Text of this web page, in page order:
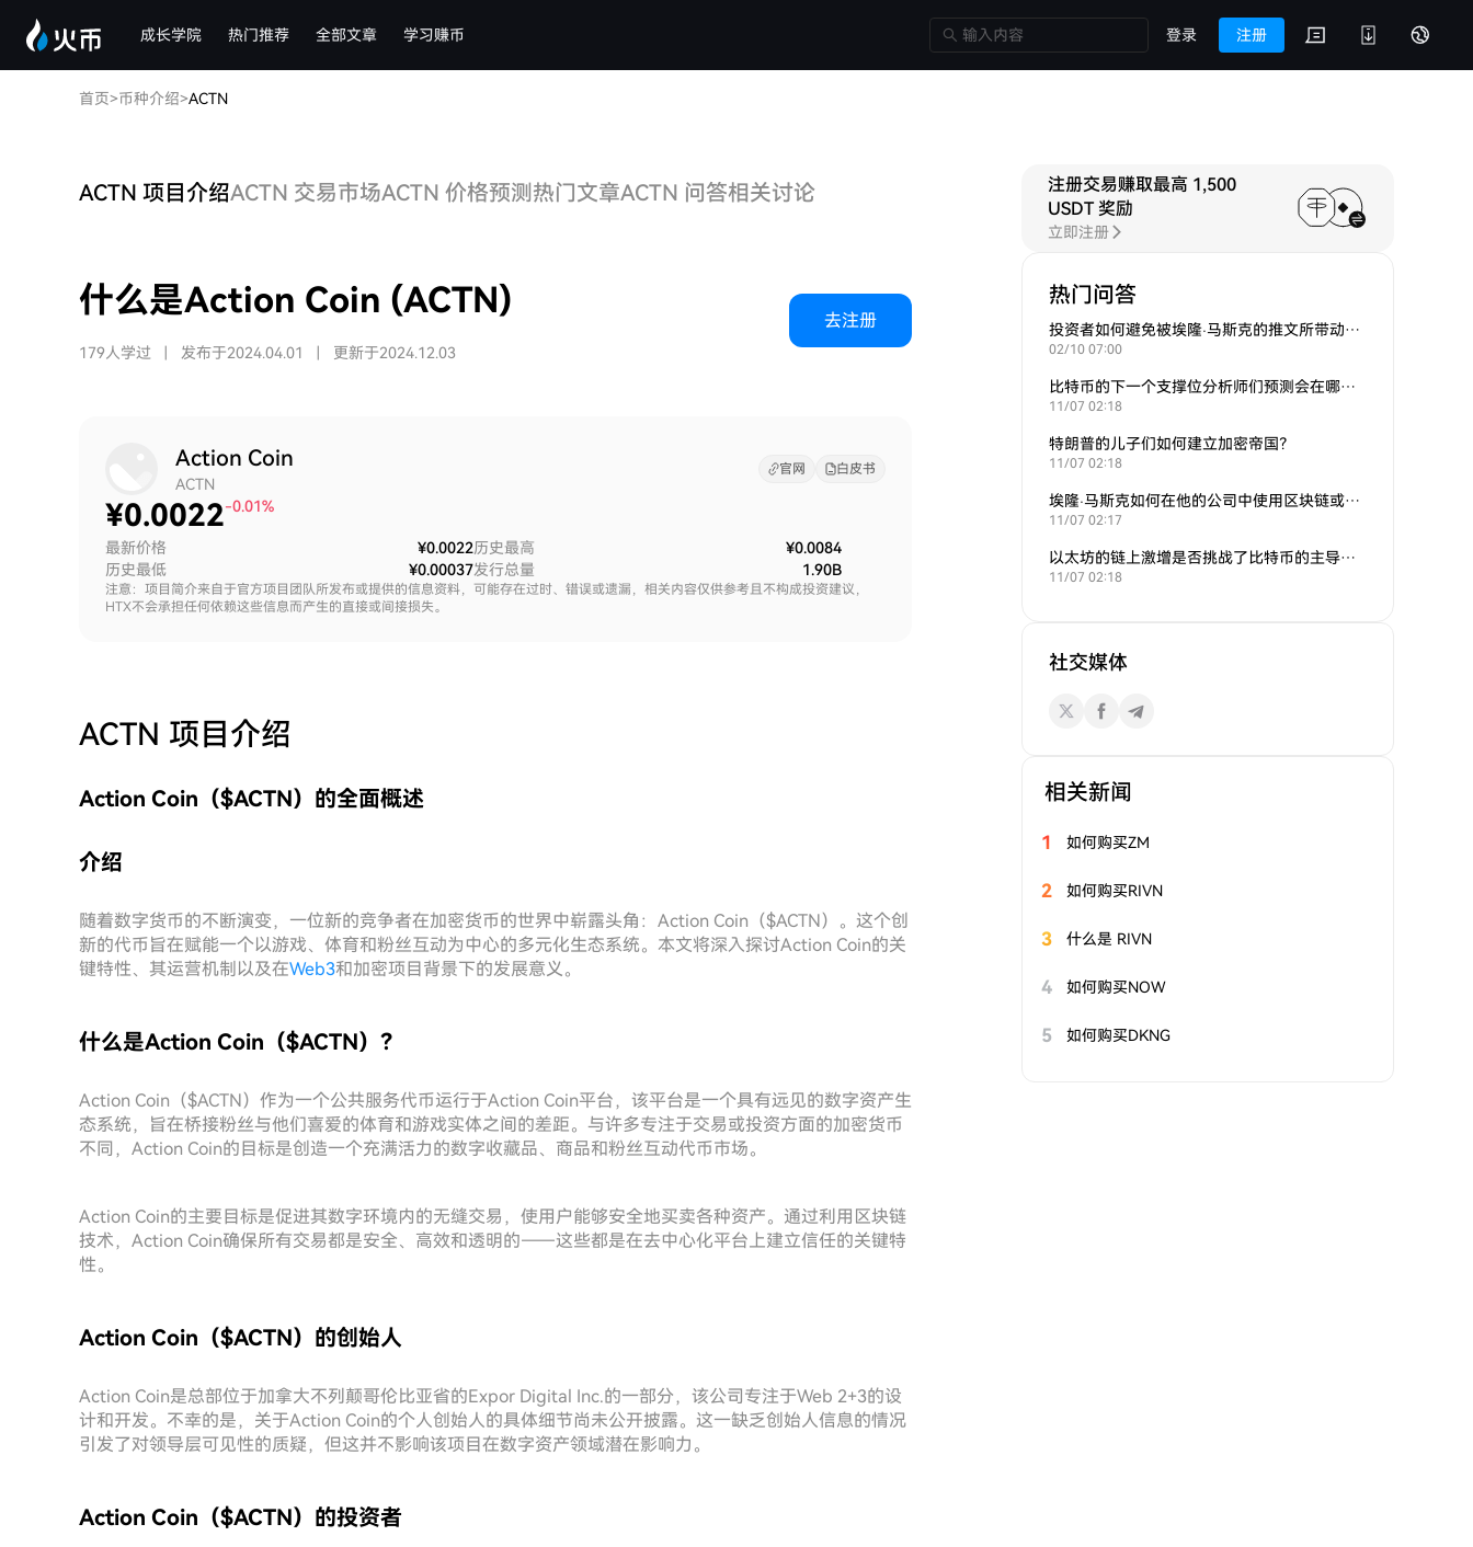
成长学院 热门推荐 全部文章 学习赚币 登录 注册
首页>币种介绍>ACTN
ACTN 项目介绍ACTN 交易市场ACTN 价格预测热门文章ACTN 问答相关讨论
什么是Action Coin (ACTN)
179人学过 发布于2024.04.01 更新于2024.12.03
去注册
Action Coin
ACTN
官网 白皮书
¥0.0022-0.01%
最新价格
¥0.0022
历史最低
¥0.00037
历史最高
¥0.0084
发行总量
1.90B
注意：项目简介来自于官方项目团队所发布或提供的信息资料，可能存在过时、错误或遗漏，相关内容仅供参考且不构成投资建议，
HTX不会承担任何依赖这些信息而产生的直接或间接损失。
ACTN 项目介绍
Action Coin（$ACTN）的全面概述
介绍
随着数字货币的不断演变，一位新的竞争者在加密货币的世界中崭露头角：Action Coin（$ACTN）。这个创
新的代币旨在赋能一个以游戏、体育和粉丝互动为中心的多元化生态系统。本文将深入探讨Action Coin的关
键特性、其运营机制以及在Web3和加密项目背景下的发展意义。
什么是Action Coin（$ACTN）？
Action Coin（$ACTN）作为一个公共服务代币运行于Action Coin平台，该平台是一个具有远见的数字资产生
态系统，旨在桥接粉丝与他们喜爱的体育和游戏实体之间的差距。与许多专注于交易或投资方面的加密货币
不同，Action Coin的目标是创造一个充满活力的数字收藏品、商品和粉丝互动代币市场。
Action Coin的主要目标是促进其数字环境内的无缝交易，使用户能够安全地买卖各种资产。通过利用区块链
技术，Action Coin确保所有交易都是安全、高效和透明的——这些都是在去中心化平台上建立信任的关键特
性。
Action Coin（$ACTN）的创始人
Action Coin是总部位于加拿大不列颠哥伦比亚省的Expor Digital Inc.的一部分，该公司专注于Web 2+3的设
计和开发。不幸的是，关于Action Coin的个人创始人的具体细节尚未公开披露。这一缺乏创始人信息的情况
引发了对领导层可见性的质疑，但这并不影响该项目在数字资产领域潜在影响力。
Action Coin（$ACTN）的投资者
注册交易赚取最高 1,500
USDT 奖励
立即注册
热门问答
投资者如何避免被埃隆·马斯克的推文所带动的炒作？
02/10 07:00
比特币的下一个支撑位分析师们预测会在哪里？
11/07 02:18
特朗普的儿子们如何建立加密帝国？
11/07 02:18
埃隆·马斯克如何在他的公司中使用区块链或加密货币？
11/07 02:17
以太坊的链上激增是否挑战了比特币的主导地位？
11/07 02:18
社交媒体
相关新闻
1 如何购买ZM
2 如何购买RIVN
3 什么是 RIVN
4 如何购买NOW
5 如何购买DKNG